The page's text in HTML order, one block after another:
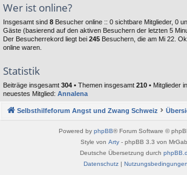
Wer ist online?
Insgesamt sind 8 Besucher online :: 0 sichtbare Mitglieder, 0
Gäste (basierend auf den aktiven Besuchern der letzten 5
Der Besucherrekord liegt bei 245 Besuchern, die am Mi 22.
online waren.
Statistik
Beiträge insgesamt 304 • Themen insgesamt 210 • Mitglieder
neuestes Mitglied: Annalena
Selbsthilfeforum Angst und Zwang Schweiz
Powered by phpBB® Forum Software ©
Style von Arty - phpBB 3.3 von
Deutsche Übersetzung durch
Datenschutz| Nutzungsbedingungen